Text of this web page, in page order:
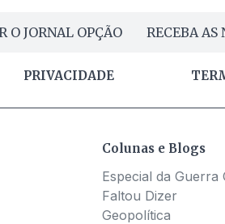
O JORNAL OPÇÃO RECEBA AS
PRIVACIDADE
Colunas e Blogs
Especial da Guerra
Faltou Dizer
Geopolítica